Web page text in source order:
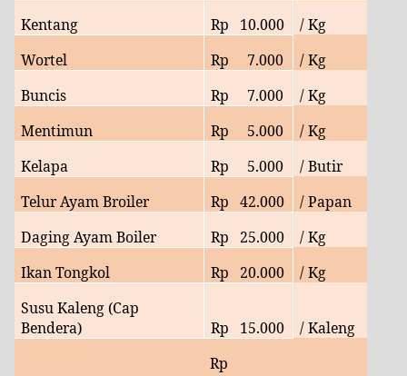
Kentang
Rp 10.000
/ Kg
Wortel
Rp 7.000
/ Kg
Buncis
Rp 7.000
/ Kg
Mentimun
Rp 5.000
/ Kg
Kelapa
Rp 5.000
/ Butir
Telur Ayam Broiler
Rp 42.000
/ Papan
Daging Ayam Boiler
Rp 25.000
/ Kg
Ikan Tongkol
Rp 20.000
/ Kg
Susu Kaleng (Cap
Bendera)
Rp 15.000 / Kaleng
Rp